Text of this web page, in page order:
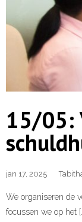
15/05:
jan 17, 2025
We organiseren de
focussen we op het